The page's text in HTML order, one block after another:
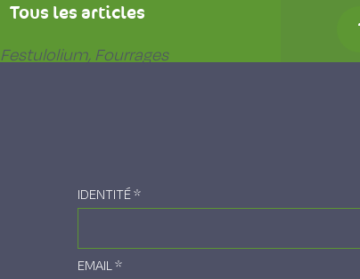
Festulolium, Fourrages
Tous les articles
IDENTITÉ*
EMAIL*